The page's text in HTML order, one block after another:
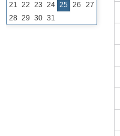
21 22 23 24 25 26
27
28 29 30 31